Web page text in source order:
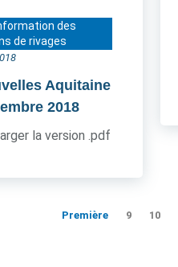
des
de rivages
Aquitaine
2018
la version .pdf
Première 9 10